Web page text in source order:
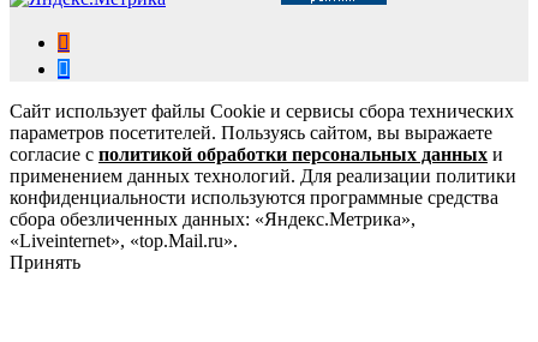
Сайт использует файлы Cookie и сервисы сбора технических
параметров посетителей. Пользуясь сайтом, вы выражаете
согласие с политикой обработки персональных данных и
применением данных технологий. Для реализации политики
конфиденциальности используются программные средства
сбора обезличенных данных: «Яндекс.Метрика»,
«Liveinternet», «top.Mail.ru».
Принять